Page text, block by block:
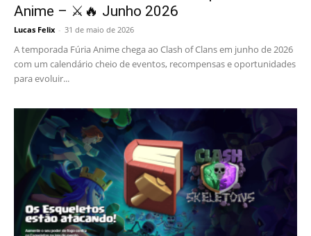
Anime – ⚔️🔥 Junho 2026
Lucas Felix - 31 de maio de 2026
A temporada Fúria Anime chega ao Clash of Clans em junho de 2026
com um calendário cheio de eventos, recompensas e oportunidades
para evoluir...